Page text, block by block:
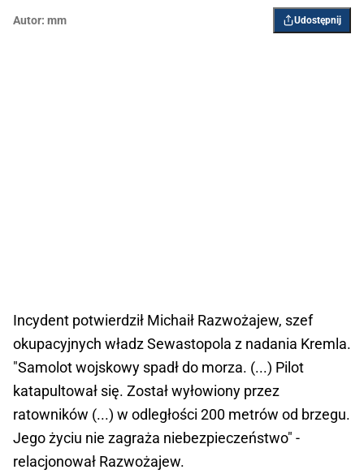
Autor: mm Udostępnij
Incydent potwierdził Michaił Razwożajew, szef
okupacyjnych władz Sewastopola z nadania Kremla.
"Samolot wojskowy spadł do morza. (...) Pilot
katapultował się. Został wyłowiony przez
ratowników (...) w odległości 200 metrów od brzegu.
Jego życiu nie zagraża niebezpieczeństwo" -
relacjonował Razwożajew.